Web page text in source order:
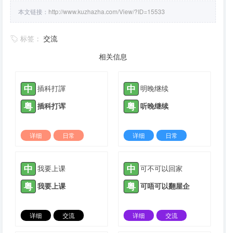
本文链接： http://www.kuzhazha.com/View/?ID=15533
标签： 交流
相关信息
中 插科打諢
粤 插科打诨
详细
日常
中 明晚继续
粤 听晚继续
详细
日常
中 我要上课
粤 我要上课
详细
交流
中 可不可以回家
粤 可唔可以翻屋企
详细
交流